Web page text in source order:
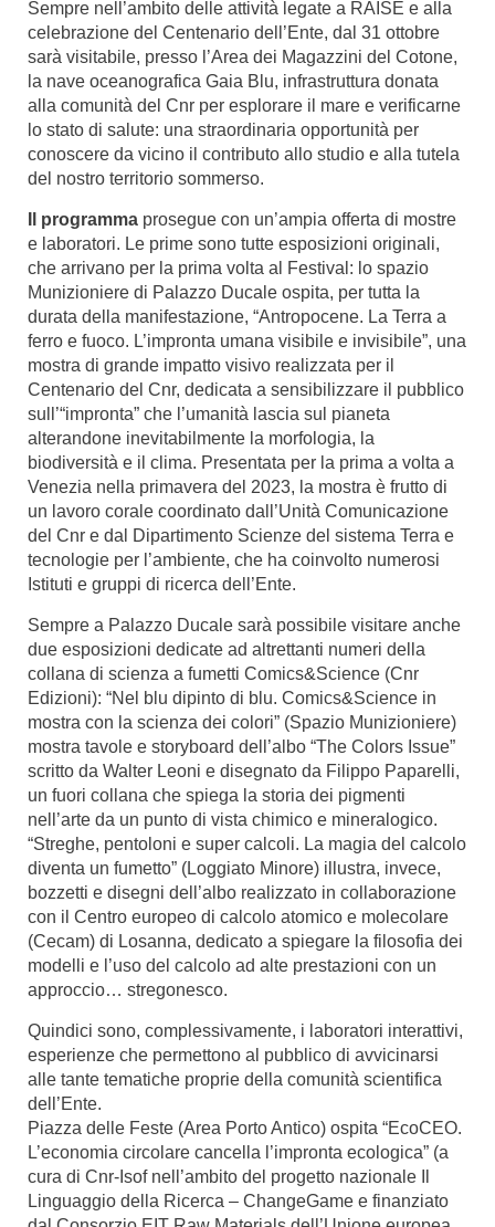
Sempre nell’ambito delle attività legate a RAISE e alla
celebrazione del Centenario dell’Ente, dal 31 ottobre
sarà visitabile, presso l’Area dei Magazzini del Cotone,
la nave oceanografica Gaia Blu, infrastruttura donata
alla comunità del Cnr per esplorare il mare e verificarne
lo stato di salute: una straordinaria opportunità per
conoscere da vicino il contributo allo studio e alla tutela
del nostro territorio sommerso.
Il programma prosegue con un’ampia offerta di mostre
e laboratori. Le prime sono tutte esposizioni originali,
che arrivano per la prima volta al Festival: lo spazio
Munizioniere di Palazzo Ducale ospita, per tutta la
durata della manifestazione, “Antropocene. La Terra a
ferro e fuoco. L’impronta umana visibile e invisibile”, una
mostra di grande impatto visivo realizzata per il
Centenario del Cnr, dedicata a sensibilizzare il pubblico
sull’“impronta” che l’umanità lascia sul pianeta
alterandone inevitabilmente la morfologia, la
biodiversità e il clima. Presentata per la prima a volta a
Venezia nella primavera del 2023, la mostra è frutto di
un lavoro corale coordinato dall’Unità Comunicazione
del Cnr e dal Dipartimento Scienze del sistema Terra e
tecnologie per l’ambiente, che ha coinvolto numerosi
Istituti e gruppi di ricerca dell’Ente.
Sempre a Palazzo Ducale sarà possibile visitare anche
due esposizioni dedicate ad altrettanti numeri della
collana di scienza a fumetti Comics&Science (Cnr
Edizioni): “Nel blu dipinto di blu. Comics&Science in
mostra con la scienza dei colori” (Spazio Munizioniere)
mostra tavole e storyboard dell’albo “The Colors Issue”
scritto da Walter Leoni e disegnato da Filippo Paparelli,
un fuori collana che spiega la storia dei pigmenti
nell’arte da un punto di vista chimico e mineralogico.
“Streghe, pentoloni e super calcoli. La magia del calcolo
diventa un fumetto” (Loggiato Minore) illustra, invece,
bozzetti e disegni dell’albo realizzato in collaborazione
con il Centro europeo di calcolo atomico e molecolare
(Cecam) di Losanna, dedicato a spiegare la filosofia dei
modelli e l’uso del calcolo ad alte prestazioni con un
approccio… stregonesco.
Quindici sono, complessivamente, i laboratori interattivi,
esperienze che permettono al pubblico di avvicinarsi
alle tante tematiche proprie della comunità scientifica
dell’Ente.
Piazza delle Feste (Area Porto Antico) ospita “EcoCEO.
L’economia circolare cancella l’impronta ecologica” (a
cura di Cnr-Isof nell’ambito del progetto nazionale Il
Linguaggio della Ricerca – ChangeGame e finanziato